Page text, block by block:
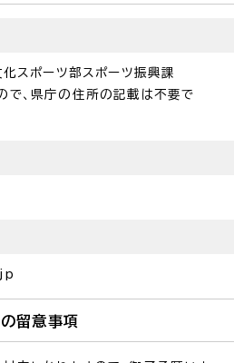
ポーツ部スポーツ振興課
で、県庁の住所の記載は不要で
留意事項